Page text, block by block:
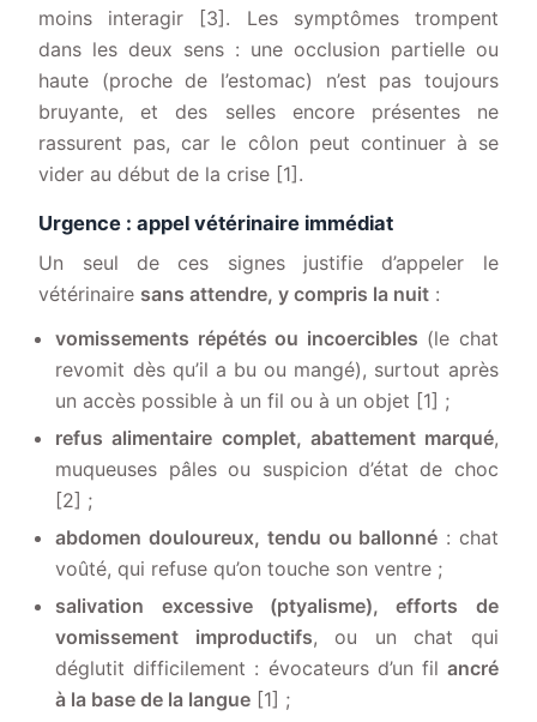
moins interagir [3]. Les symptômes trompent
dans les deux sens : une occlusion partielle ou
haute (proche de l’estomac) n’est pas toujours
bruyante, et des selles encore présentes ne
rassurent pas, car le côlon peut continuer à se
vider au début de la crise [1].
Urgence : appel vétérinaire immédiat
Un seul de ces signes justifie d’appeler le
vétérinaire sans attendre, y compris la nuit :
vomissements répétés ou incoercibles (le chat
revomit dès qu’il a bu ou mangé), surtout après
un accès possible à un fil ou à un objet [1] ;
refus alimentaire complet, abattement marqué,
muqueuses pâles ou suspicion d’état de choc
[2] ;
abdomen douloureux, tendu ou ballonné : chat
voûté, qui refuse qu’on touche son ventre ;
salivation excessive (ptyalisme), efforts de
vomissement improductifs, ou un chat qui
déglutit difficilement : évocateurs d’un fil ancré
à la base de la langue [1] ;